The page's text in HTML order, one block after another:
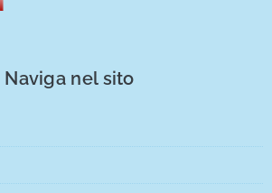
Naviga nel sito